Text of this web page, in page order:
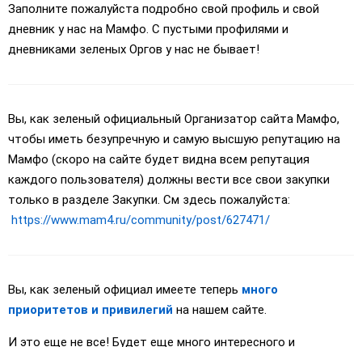
Заполните пожалуйста подробно свой профиль и свой
дневник у нас на Мамфо. С пустыми профилями и
дневниками зеленых Оргов у нас не бывает!
Вы, как зеленый официальный Организатор сайта Мамфо,
чтобы иметь безупречную и самую высшую репутацию на
Мамфо (скоро на сайте будет видна всем репутация
каждого пользователя) должны вести все свои закупки
только в разделе Закупки. См здесь пожалуйста:
https://www.mam4.ru/community/post/627471/
Вы, как зеленый официал имеете теперь много
приоритетов и привилегий на нашем сайте.
И это еще не все! Будет еще много интересного и